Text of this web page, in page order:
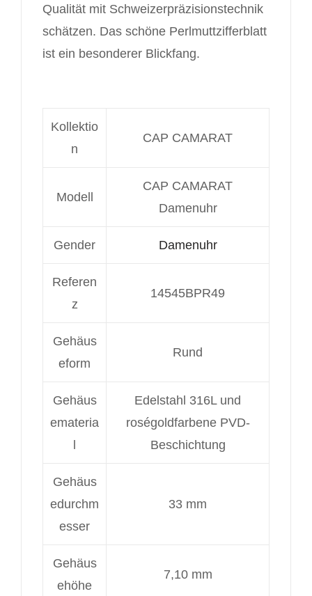
Qualität mit Schweizerpräzisionstechnik
schätzen. Das schöne Perlmuttzifferblatt
ist ein besonderer Blickfang.
Kollektio
n
CAP CAMARAT
Modell
CAP CAMARAT
Damenuhr
Gender Damenuhr
Referen
z
14545BPR49
Gehäus
eform
Rund
Gehäus
emateria
l
Edelstahl 316L und
roségoldfarbene PVD-
Beschichtung
Gehäus
edurchm
esser
33 mm
Gehäus
ehöhe
7,10 mm